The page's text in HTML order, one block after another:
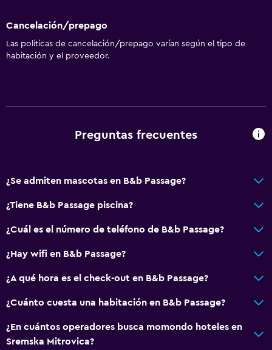
Cancelación/prepago
Las políticas de cancelación/prepago varían según el tipo de
habitación y el proveedor.
Preguntas frecuentes
¿Se admiten mascotas en B&b Passage?
¿Tiene B&b Passage piscina?
¿Cuál es el número de teléfono de B&b Passage?
¿Hay wifi en B&b Passage?
¿A qué hora es el check-out en B&b Passage?
¿Cuánto cuesta una habitación en B&b Passage?
¿En cuántos operadores busca momondo hoteles en
Sremska Mitrovica?